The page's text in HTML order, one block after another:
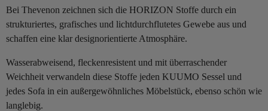
Bei Thevenon zeichnen sich die HORIZON Stoffe durch ein
strukturiertes, grafisches und lichtdurchflutetes Gewebe aus und
schaffen eine klar designorientierte Atmosphäre.
Wasserabweisend, fleckenresistent und mit überraschender
Weichheit verwandeln diese Stoffe jeden KUUMO Sessel und
jedes Sofa in ein außergewöhnliches Möbelstück, ebenso schön wie
langlebig.